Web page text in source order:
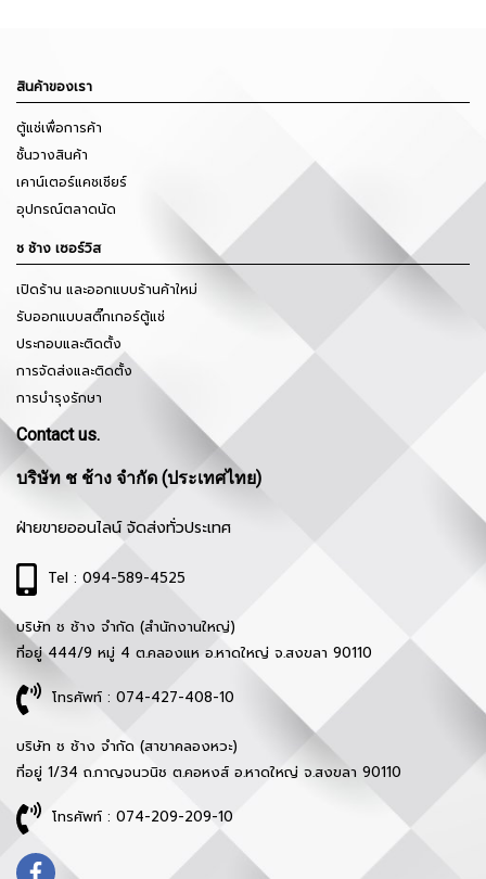
สินค้าของเรา
ตู้แช่เพื่อการค้า
ชั้นวางสินค้า
เคาน์เตอร์แคชเชียร์
อุปกรณ์ตลาดนัด
ช ช้าง เซอร์วิส
เปิดร้าน และออกแบบร้านค้าใหม่
รับออกแบบสติ๊กเกอร์ตู้แช่
ประกอบและติดตั้ง
การจัดส่งและติดตั้ง
การบำรุงรักษา
Contact us.
บริษัท ช ช้าง จำกัด (ประเทศไทย)
ฝ่ายขายออนไลน์ จัดส่งทั่วประเทศ
Tel : 094-589-4525
บริษัท ช ช้าง จำกัด (สำนักงานใหญ่)
ที่อยู่ 444/9 หมู่ 4 ต.คลองแห อ.หาดใหญ่ จ.สงขลา 90110
โทรศัพท์ : 074-427-408-10
บริษัท ช ช้าง จำกัด (สาขาคลองหวะ)
ที่อยู่ 1/34 ถ.กาญจนวนิช ต.คอหงส์ อ.หาดใหญ่ จ.สงขลา 90110
โทรศัพท์ : 074-209-209-10